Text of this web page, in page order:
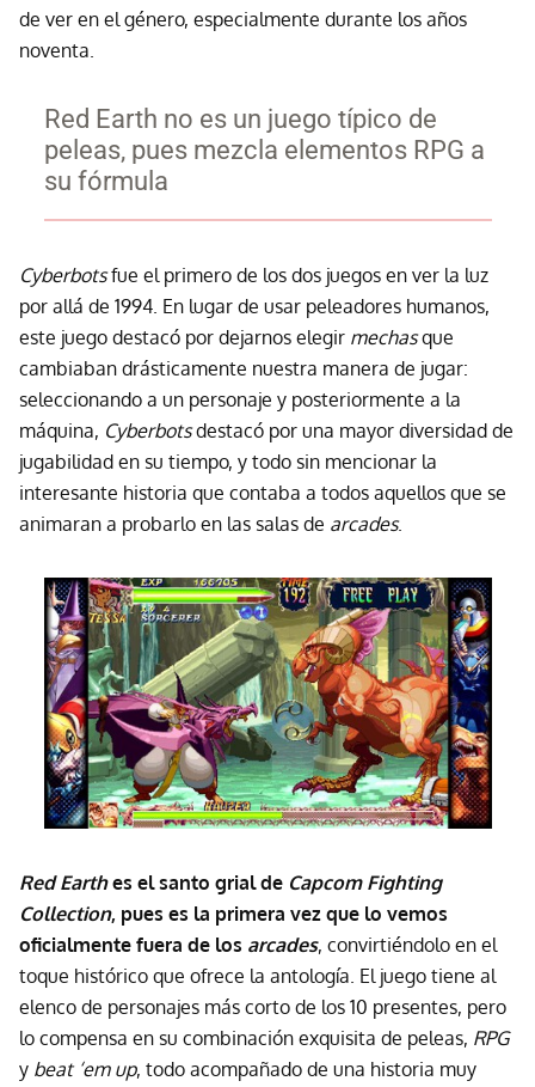
de ver en el género, especialmente durante los años
noventa.
Red Earth no es un juego típico de
peleas, pues mezcla elementos RPG a
su fórmula
Cyberbotsfue el primero de los dos juegos en ver la luz
por allá de 1994. En lugar de usar peleadores humanos,
este juego destacó por dejarnos elegir mechasque
cambiaban drásticamente nuestra manera de jugar:
seleccionando a un personaje y posteriormente a la
máquina, Cyberbotsdestacó por una mayor diversidad de
jugabilidad en su tiempo, y todo sin mencionar la
interesante historia que contaba a todos aquellos que se
animaran a probarlo en las salas de arcades.
Red Earthes el santo grial de Capcom Fighting
Collection, pues es la primera vez que lo vemos
oficialmente fuera de los arcades, convirtiéndolo en el
toque histórico que ofrece la antología. El juego tiene al
elenco de personajes más corto de los 10 presentes, pero
lo compensa en su combinación exquisita de peleas, RPG
y beat ‘em up, todo acompañado de una historia muy